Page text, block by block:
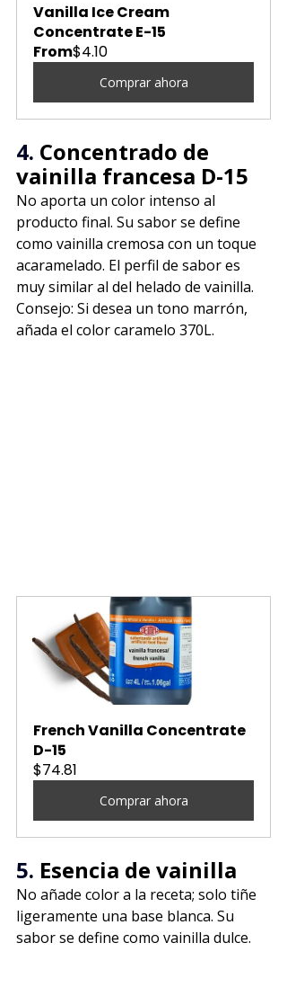
Vanilla Ice Cream
Concentrate E-15
From$4.10
Comprar ahora
4. Concentrado de
vainilla francesa D-15
No aporta un color intenso al
producto final. Su sabor se define
como vainilla cremosa con un toque
acaramelado. El perfil de sabor es
muy similar al del helado de vainilla.
Consejo: Si desea un tono marrón,
añada el color caramelo 370L.
French Vanilla Concentrate
D-15
$74.81
Comprar ahora
5. Esencia de vainilla
No añade color a la receta; solo tiñe
ligeramente una base blanca. Su
sabor se define como vainilla dulce.